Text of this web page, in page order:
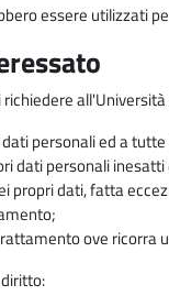
essere utilizzati
personali ed a
dati personali
propri dati, fatta
ove ricorra